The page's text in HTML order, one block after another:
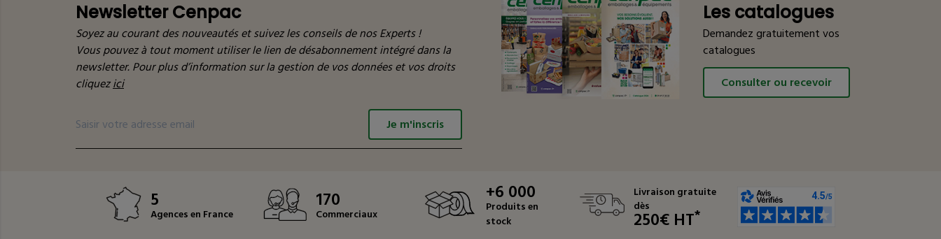
Newsletter Cenpac
Soyez au courant des nouveautés et suivez les conseils de nos Experts !
Vous pouvez à tout moment utiliser le lien de désabonnement intégré dans la
newsletter. Pour plus d’information sur la gestion de vos données et vos droits
cliquezici
Je m'inscris
Les catalogues
Demandez gratuitement vos
catalogues
Consulter ou recevoir
5
Agences en France
170
Commerciaux
+6 000
Produits en
stock
Livraison gratuite
dès
250€ HT*